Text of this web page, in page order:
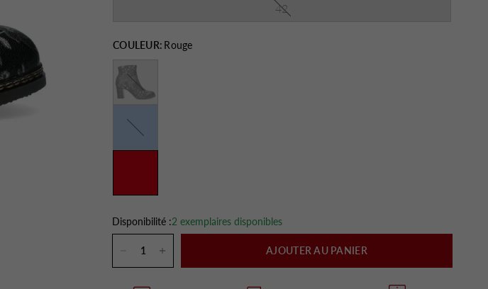
42
COULEUR: Rouge
Acier
Disponibilité :2 exemplaires disponibles
AJOUTER AU PANIER